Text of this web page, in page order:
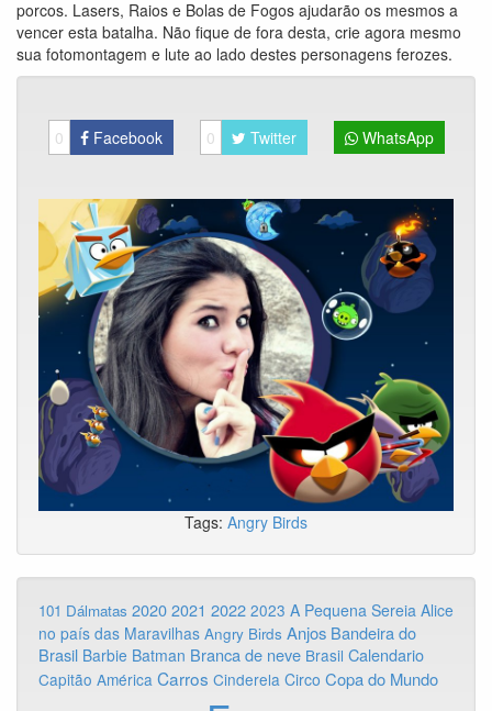
porcos. Lasers, Raios e Bolas de Fogos ajudarão os mesmos a
vencer esta batalha. Não fique de fora desta, crie agora mesmo
sua fotomontagem e lute ao lado destes personagens ferozes.
0 Facebook 0 Twitter WhatsApp
Tags: Angry Birds
101 Dálmatas 2020 2021 2022 2023 A Pequena Sereia Alice
no país das Maravilhas Angry Birds Anjos Bandeira do
Brasil Barbie Batman Branca de neve Brasil Calendario
Capitão América Carros Cinderela Circo Copa do Mundo